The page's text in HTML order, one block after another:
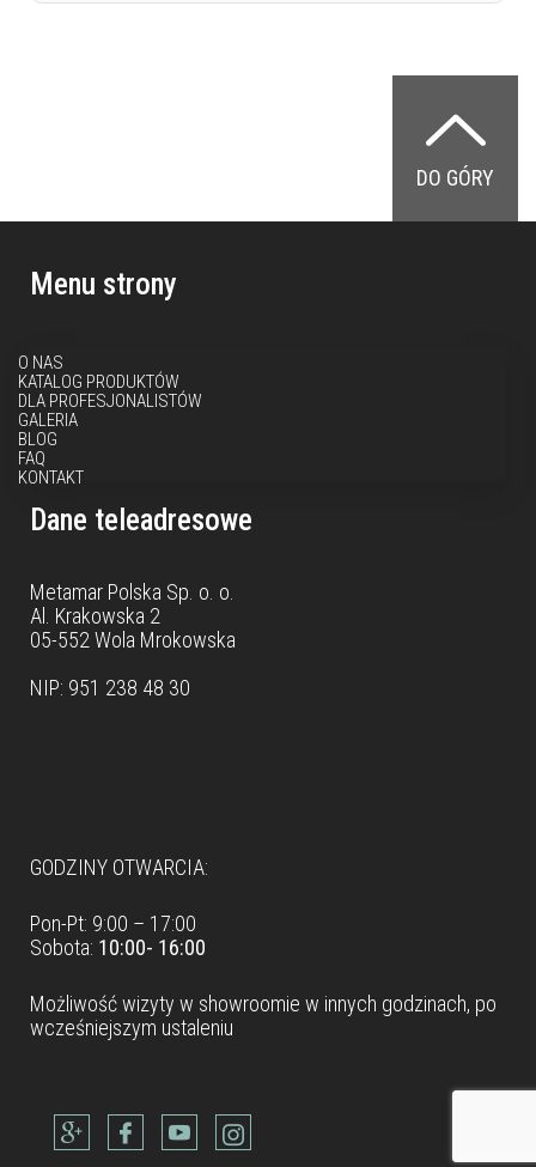
DO GÓRY
Menu strony
O NAS
KATALOG PRODUKTÓW
DLA PROFESJONALISTÓW
GALERIA
BLOG
FAQ
KONTAKT
Dane teleadresowe
Metamar Polska Sp. o. o.
Al. Krakowska 2
05-552 Wola Mrokowska
NIP: 951 238 48 30
GODZINY OTWARCIA:
Pon-Pt: 9:00 – 17:00
Sobota: 10:00- 16:00
Możliwość wizyty w showroomie w innych godzinach, po
wcześniejszym ustaleniu